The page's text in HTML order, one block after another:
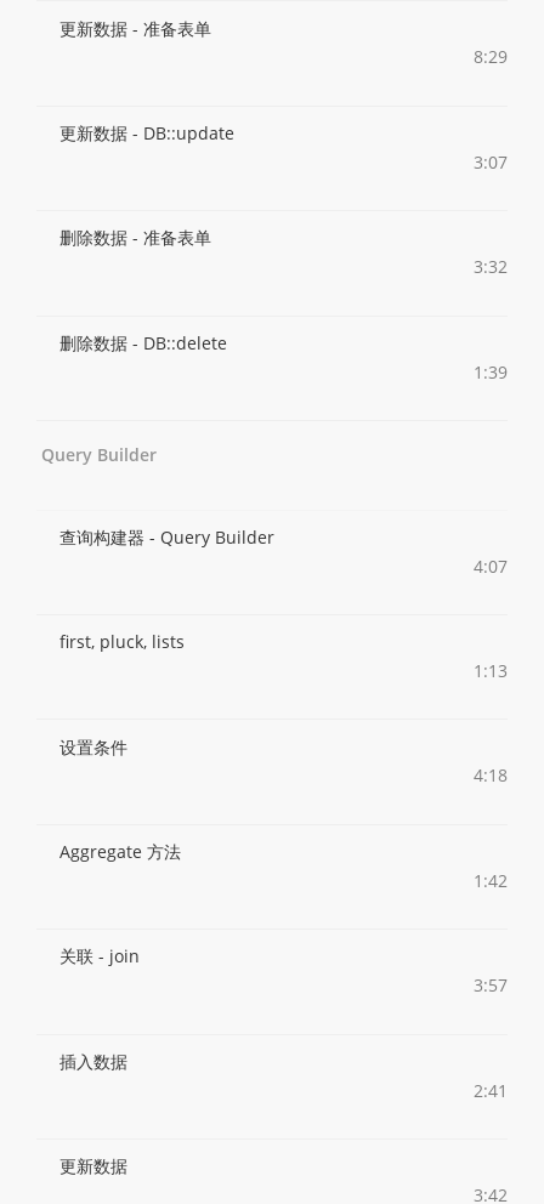
更新数据 - 准备表单
8:29
更新数据 - DB::update
3:07
删除数据 - 准备表单
3:32
删除数据 - DB::delete
1:39
Query Builder
查询构建器 - Query Builder
4:07
first, pluck, lists
1:13
设置条件
4:18
Aggregate 方法
1:42
关联 - join
3:57
插入数据
2:41
更新数据
3:42